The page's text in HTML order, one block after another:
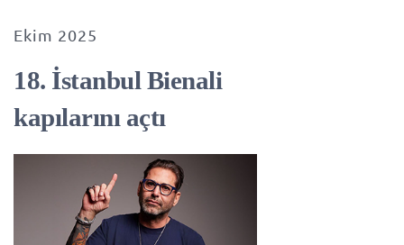
Ekim 2025
18. İstanbul Bienali
kapılarını açtı